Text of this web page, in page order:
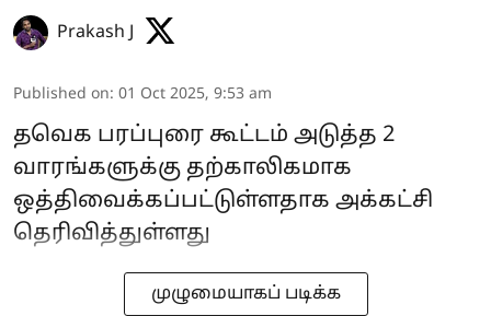
Prakash J
Published on: 01 Oct 2025, 9:53 am
தவெக பரப்புரை கூட்டம் அடுத்த 2
வாரங்களுக்கு தற்காலிகமாக
ஒத்திவைக்கப்பட்டுள்ளதாக அக்கட்சி
தெரிவித்துள்ளது
முழுமையாகப் படிக்க